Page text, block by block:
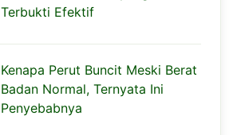
Terbukti Efektif
Kenapa Perut Buncit Meski Berat
Badan Normal, Ternyata Ini
Penyebabnya